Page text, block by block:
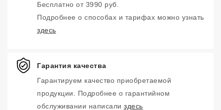
Бесплатно от 3990 руб.
Подробнее о способах и тарифах можно узнать
здесь
Гарантия качества
Гарантируем качество приобретаемой
продукции. Подробнее о гарантийном
обслуживании написали здесь